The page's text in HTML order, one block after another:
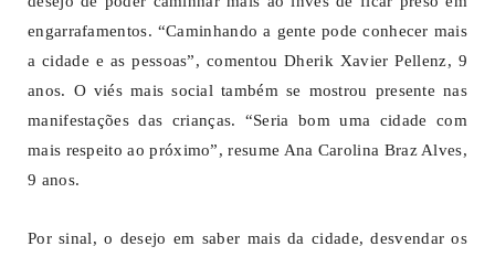
engarrafamentos. “Caminhando a gente pode conhecer mais
a cidade e as pessoas”, comentou Dherik Xavier Pellenz, 9
anos. O viés mais social também se mostrou presente nas
manifestações das crianças. “Seria bom uma cidade com
mais respeito ao próximo”, resume Ana Carolina Braz Alves,
9 anos.
Por sinal, o desejo em saber mais da cidade, desvendar os